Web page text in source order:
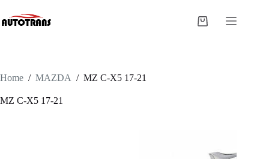
Home / MAZDA / MZ C-X5 17-21
MZ C-X5 17-21